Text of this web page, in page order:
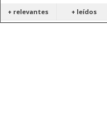
+ relevantes + leídos